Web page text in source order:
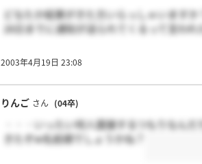
どなたか結果がきた方いらっしゃいますか
26日までに通知が送られてくるって言わ
2003年4月19日 23:08
りんご さん (04卒)
・・・いったい何人面接するつもりなん
きたぞw名前順でしょうかね？